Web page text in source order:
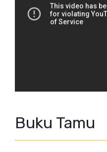
Buku Tamu